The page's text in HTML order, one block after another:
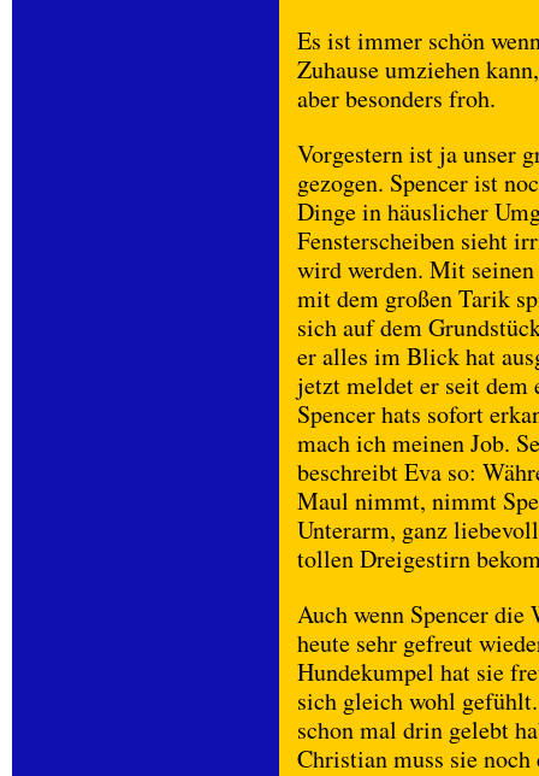
Es ist immer schön
Zuhause umziehen
aber besonders froh.
Vorgestern ist ja unser
gezogen. Spencer ist
Dinge in häuslicher
Fensterscheiben sieht
wird werden. Mit
mit dem großen Tarik
sich auf dem
er alles im Blick hat
jetzt meldet er seit dem
Spencer hats sofort
mach ich meinen Job.
beschreibt Eva so:
Maul nimmt, nimmt
Unterarm, ganz
tollen Dreigestirn
Auch wenn Spencer
heute sehr gefreut
Hundekumpel hat sie
sich gleich wohl
schon mal drin gelebt
Christian muss sie